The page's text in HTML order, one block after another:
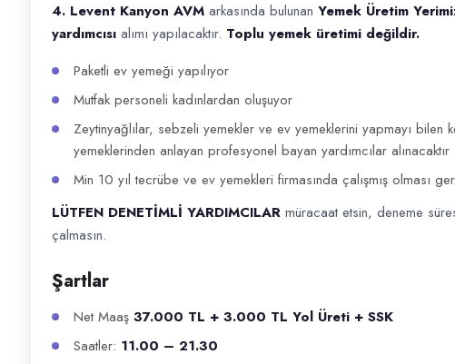
İlan açıklaması
4. Levent Kanyon AVM arkasında bulunan Yemek Üretim Yerimize tecrübeli
4. Levent Kanyon AVM arkasında bulunan Yemek Üretim
yardımcısı alımı yapılacaktır. Toplu yemek üretimi değildir.
Paketli ev yemeği yapılıyor
Mutfak personeli kadınlardan oluşuyor
Zeytinyağlılar, sebzeli yemekler ve ev yemeklerini yapmayı bilen
yemeklerinden anlayan profesyonel bayan yardımcılar alınacaktır
Min 10 yıl tecrübe ve ev yemekleri firmasında çalışmış olması
LÜTFEN DENETİMLİ YARDIMCILAR müracaat etsin, deneme
çalmasın.
Şartlar
Net Maaş 37.000 TL + 3.000 TL Yol Üreti + SSK
Saatler: 11.00 – 21.30